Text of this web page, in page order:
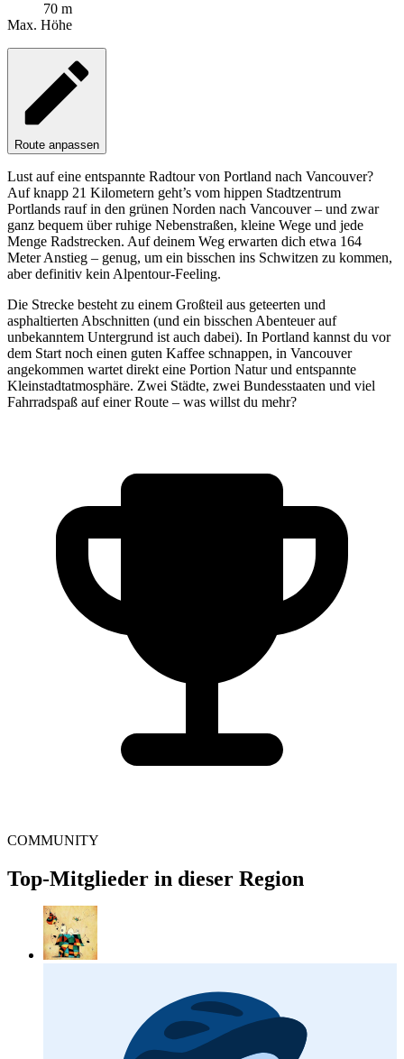
70 m
Max. Höhe
Route anpassen
Lust auf eine entspannte Radtour von Portland nach Vancouver?
Auf knapp 21 Kilometern geht’s vom hippen Stadtzentrum
Portlands rauf in den grünen Norden nach Vancouver – und zwar
ganz bequem über ruhige Nebenstraßen, kleine Wege und jede
Menge Radstrecken. Auf deinem Weg erwarten dich etwa 164
Meter Anstieg – genug, um ein bisschen ins Schwitzen zu kommen,
aber definitiv kein Alpentour-Feeling.
Die Strecke besteht zu einem Großteil aus geteerten und
asphaltierten Abschnitten (und ein bisschen Abenteuer auf
unbekanntem Untergrund ist auch dabei). In Portland kannst du vor
dem Start noch einen guten Kaffee schnappen, in Vancouver
angekommen wartet direkt eine Portion Natur und entspannte
Kleinstadtatmosphäre. Zwei Städte, zwei Bundesstaaten und viel
Fahrradspaß auf einer Route – was willst du mehr?
COMMUNITY
Top-Mitglieder in dieser Region